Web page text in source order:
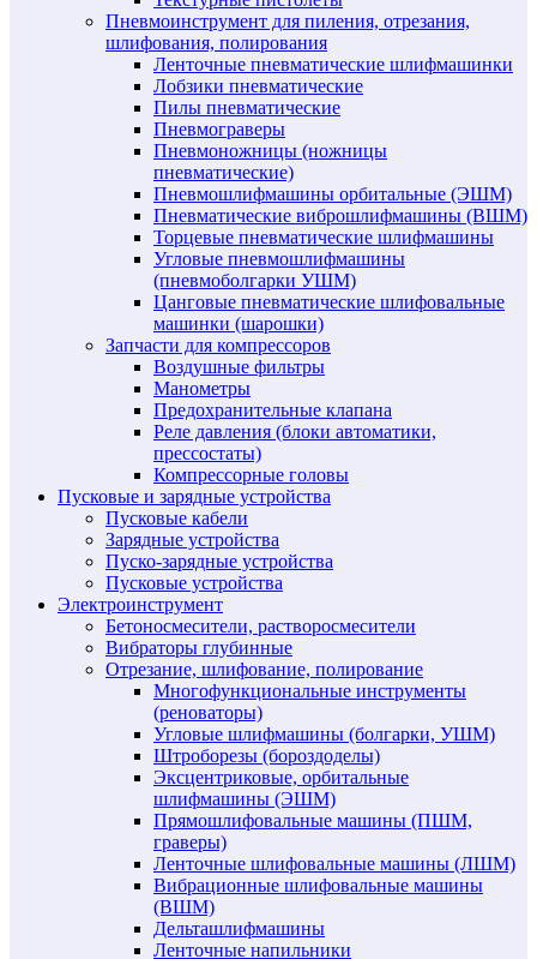
Пневмоинструмент для пиления, отрезания,
шлифования, полирования
Ленточные пневматические шлифмашинки
Лобзики пневматические
Пилы пневматические
Пневмограверы
Пневмоножницы (ножницы
пневматические)
Пневмошлифмашины орбитальные (ЭШМ)
Пневматические виброшлифмашины (ВШМ)
Торцевые пневматические шлифмашины
Угловые пневмошлифмашины
(пневмоболгарки УШМ)
Цанговые пневматические шлифовальные
машинки (шарошки)
Запчасти для компрессоров
Воздушные фильтры
Манометры
Предохранительные клапана
Реле давления (блоки автоматики,
прессостаты)
Компрессорные головы
Пусковые и зарядные устройства
Пусковые кабели
Зарядные устройства
Пуско-зарядные устройства
Пусковые устройства
Электроинструмент
Бетоносмесители, растворосмесители
Вибраторы глубинные
Отрезание, шлифование, полирование
Многофункциональные инструменты
(реноваторы)
Угловые шлифмашины (болгарки, УШМ)
Штроборезы (бороздоделы)
Эксцентриковые, орбитальные
шлифмашины (ЭШМ)
Прямошлифовальные машины (ПШМ,
граверы)
Ленточные шлифовальные машины (ЛШМ)
Вибрационные шлифовальные машины
(ВШМ)
Дельташлифмашины
Ленточные напильники